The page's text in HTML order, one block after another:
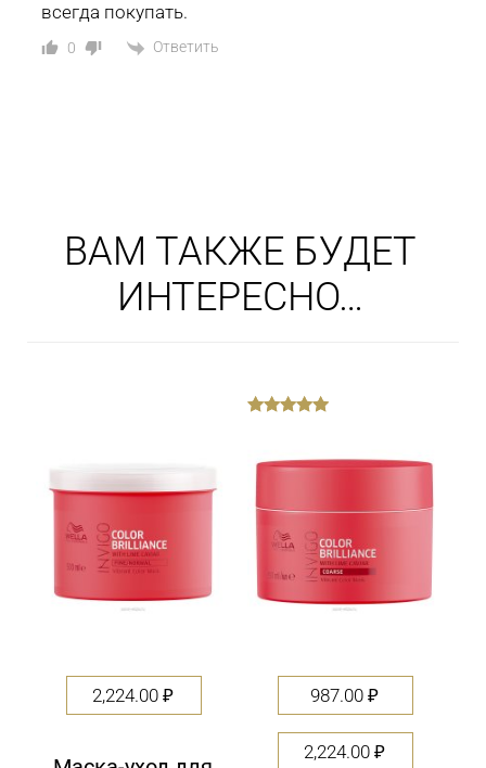
всегда покупать.
0 Ответить
ВАМ ТАКЖЕ БУДЕТ
ИНТЕРЕСНО…
2,224.00 ₽ 987.00 ₽
2,224.00 ₽